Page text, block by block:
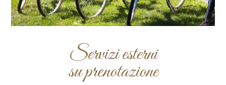
Servizi esterni
su prenotazione